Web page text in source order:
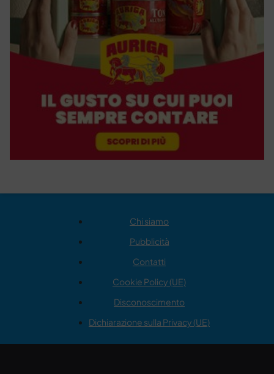
Chi siamo
Pubblicità
Contatti
Cookie Policy (UE)
Disconoscimento
Dichiarazione sulla Privacy (UE)